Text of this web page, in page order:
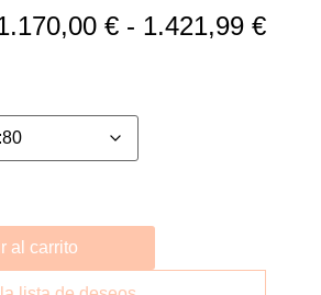
€ - 1.421,99 €
al carrito